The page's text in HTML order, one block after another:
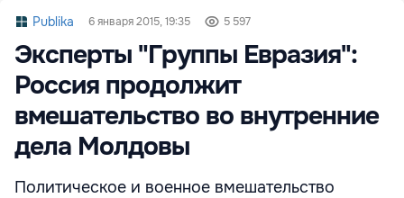
Publika 6 января 2015, 19:35 5 597
Эксперты "Группы Евразия":
Россия продолжит
вмешательство во внутренние
дела Молдовы
Политическое и военное вмешательство